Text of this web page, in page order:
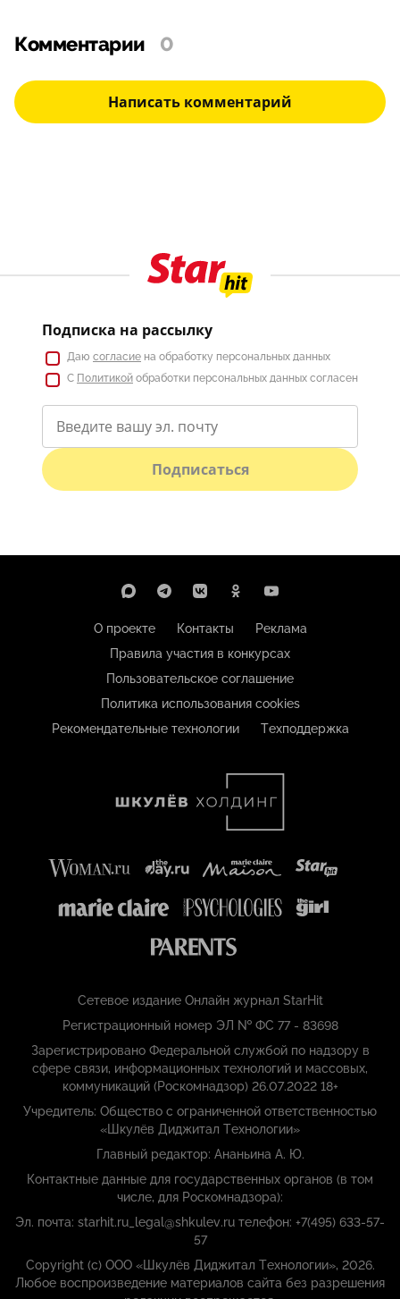
Комментарии 0
Написать комментарий
Подписка на рассылку
Даю согласие на обработку персональных данных
С Политикой обработки персональных данных согласен
Подписаться
О проекте Контакты
Реклама
Правила участия в конкурсах
Пользовательское соглашение
Политика использования cookies
Рекомендательные технологии
Техподдержка
Сетевое издание Онлайн журнал StarHit
Регистрационный номер ЭЛ № ФС 77 - 83698
Зарегистрировано Федеральной службой по надзору в
сфере связи, информационных технологий и массовых,
коммуникаций (Роскомнадзор) 26.07.2022 18+
Учредитель: Общество с ограниченной ответственностью
«Шкулёв Диджитал Технологии»
Главный редактор: Ананьина А. Ю.
Контактные данные для государственных органов (в том
числе, для Роскомнадзора):
Эл. почта: starhit.ru_legal@shkulev.ru телефон: +7(495) 633-57-
57
Copyright (с) ООО «Шкулёв Диджитал Технологии», 2026.
Любое воспроизведение материалов сайта без разрешения